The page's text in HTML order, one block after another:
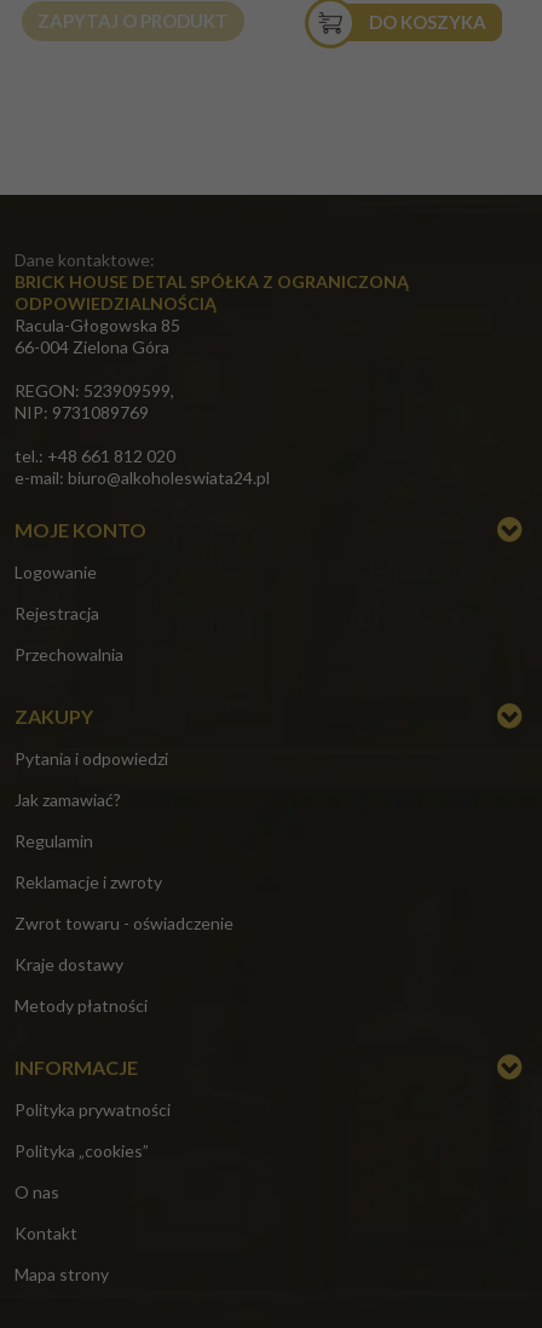
ZAPYTAJ O PRODUKT DO KOSZYKA
Dane kontaktowe:
BRICK HOUSE DETAL SPÓŁKA Z OGRANICZONĄ
ODPOWIEDZIALNOŚCIĄ
Racula-Głogowska 85
66-004 Zielona Góra
REGON: 523909599,
NIP: 9731089769
tel.: +48 661 812 020
e-mail: biuro@alkoholeswiata24.pl
MOJE KONTO
Logowanie
Rejestracja
Przechowalnia
ZAKUPY
Pytania i odpowiedzi
Jak zamawiać?
Regulamin
Reklamacje i zwroty
Zwrot towaru - oświadczenie
Kraje dostawy
Metody płatności
INFORMACJE
Polityka prywatności
Polityka „cookies”
O nas
Kontakt
Mapa strony